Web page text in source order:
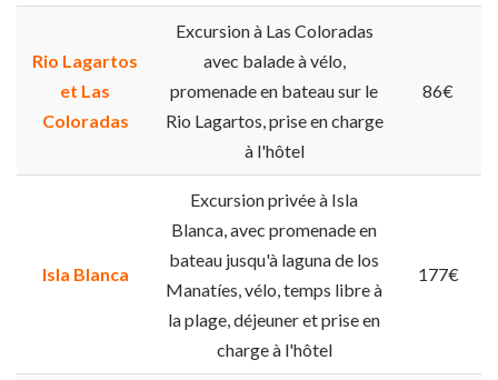
Rio Lagartos
et Las
Coloradas
Excursion à Las Coloradas
avec balade à vélo,
promenade en bateau sur le
Rio Lagartos, prise en charge
à l'hôtel
86€
Isla Blanca
Excursion privée à Isla
Blanca, avec promenade en
bateau jusqu'à laguna de los
Manatíes, vélo, temps libre à
la plage, déjeuner et prise en
charge à l'hôtel
177€